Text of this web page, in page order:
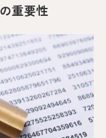
重要性